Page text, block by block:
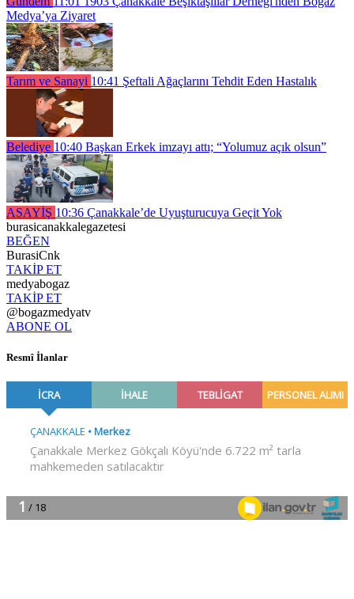
Medya’ya Ziyaret
Tarım ve Sanayi 10:41 Şeftali Ağaçlarını Tehdit Eden Hastalık
Belediye 10:40 Başkan Erkek imzayı attı; “Yolumuz açık olsun”
ASAYİŞ 10:36 Çanakkale’de Uyuşturucuya Geçit Yok
burasicanakkalegazetesi
BEĞEN
BurasiCnk
TAKİP ET
medyabogaz
TAKİP ET
@bogazmedyatv
ABONE OL
Resmî İlanlar